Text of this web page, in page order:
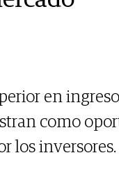
en
como
los inversores.